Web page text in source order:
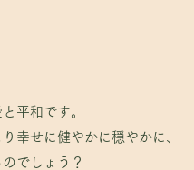
平和です。
幸せに健やかに穏やかに、
でしょう？